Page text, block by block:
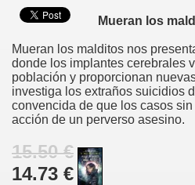
Mueran los
Mueran los malditos nos
donde los implantes cerebrales
población y proporcionan
investiga los extraños suicidios
convencida de que los casos
acción de un perverso asesino.
15.50 €
14.73 €